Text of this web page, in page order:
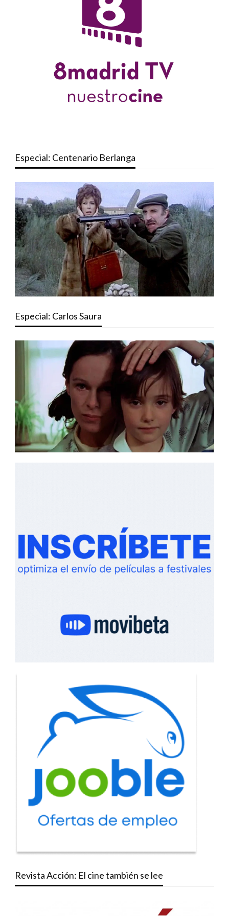
Especial: Centenario Berlanga
Especial: Carlos Saura
Revista Acción: El cine también se lee